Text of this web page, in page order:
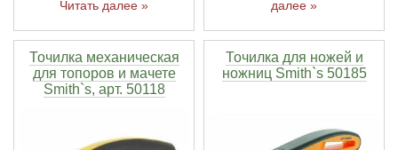
Читать далее »
далее »
Точилка механическая
для топоров и мачете
Smith`s, арт. 50118
Точилка для ножей и
ножниц Smith`s 50185